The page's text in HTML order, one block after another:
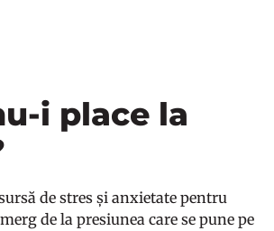
i place la
de stres și anxietate pentru
de la presiunea care se pune pe